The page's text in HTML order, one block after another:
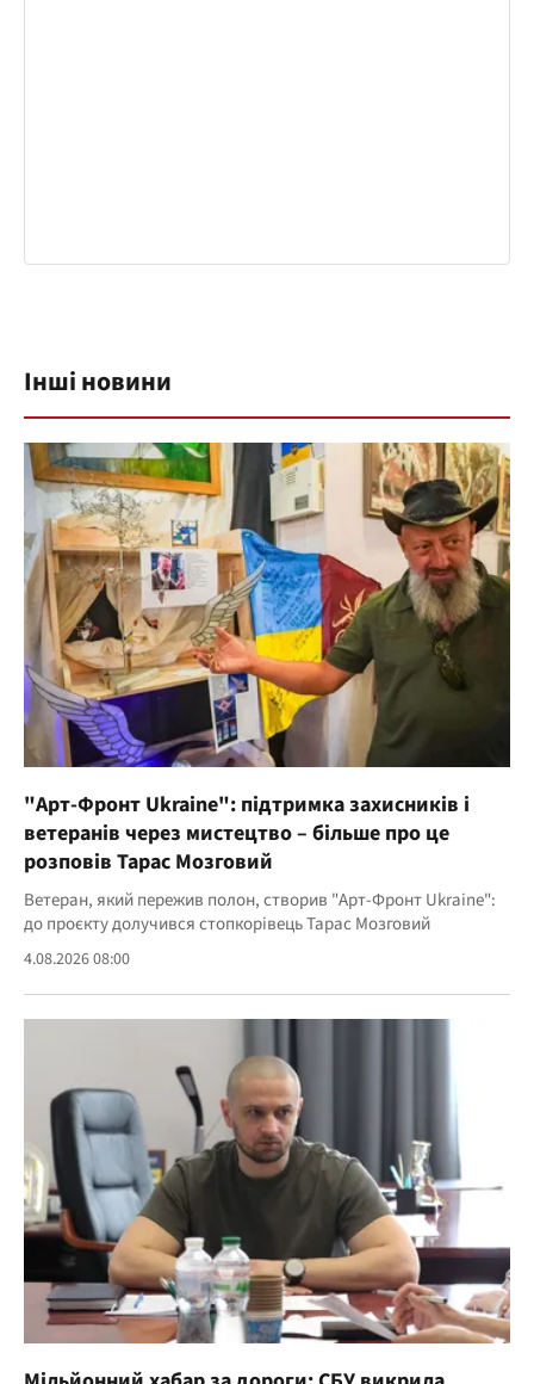
Інші новини
"Арт-Фронт Ukraine": підтримка захисників і
ветеранів через мистецтво – більше про це
розповів Тарас Мозговий
Ветеран, який пережив полон, створив "Арт-Фронт Ukraine":
до проєкту долучився стопкорівець Тарас Мозговий
4.08.2026 08:00